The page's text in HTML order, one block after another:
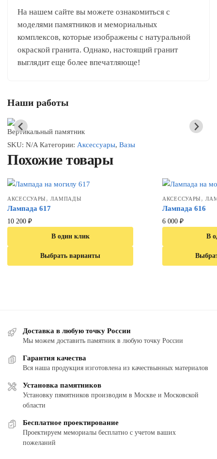
На нашем сайте вы можете ознакомиться с
моделями памятников и мемориальных
комплексов, которые изображены с натуральной
окраской гранита. Однако, настоящий гранит
выглядит еще более впечатляюще!
Наши работы
Вертикальный памятник
SKU: N/A Категории: Аксессуары, Вазы
Похожие товары
АКСЕССУАРЫ ,ЛАМПАДЫ
Лампада 617
10 200 ₽
В один клик
Выбрать варианты
АКСЕССУАРЫ ,
Лампада 616
6 000 ₽
В
Доставка в любую точку России
Мы можем доставить памятник в любую точку России
Гарантия качества
Вся наша продукция изготовлена из качествынных материалов
Установка памятников
Установку пямятников производим в Москве и Московской
области
Бесплатное проектирование
Проектируем мемориалы бесплатно с учетом ваших
пожеланий